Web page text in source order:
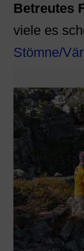
Betreutes
viele es
Stömne/